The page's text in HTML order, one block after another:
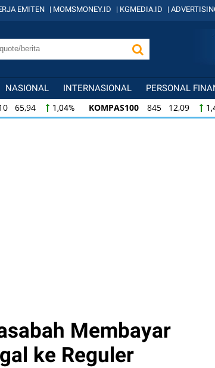
EMITEN | MOMSMONEY.ID | KGMEDIA.ID |
NASIONAL INTERNASIONAL PERSONAL
65,94 1,04% KOMPAS100 845 12,09
845 12,09 1,45% LQ45 640 9,44
Membayar
ke Reguler